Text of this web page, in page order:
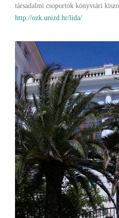
társadalmi csoportok könyvtári
http://ozk.unizd.hr/lida/